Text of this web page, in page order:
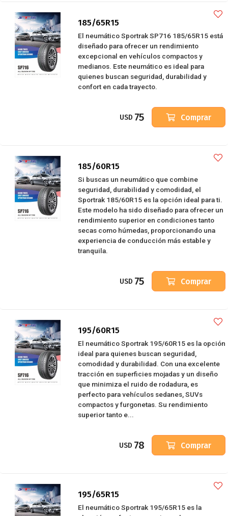
185/65R15
El neumático Sportrak SP716 185/65R15 está
diseñado para ofrecer un rendimiento
excepcional en vehículos compactos y
medianos. Este neumático es ideal para
quienes buscan seguridad, durabilidad y
confort en cada trayecto.
USD 75 Comprar
185/60R15
Si buscas un neumático que combine
seguridad, durabilidad y comodidad, el
Sportrak 185/60R15 es la opción ideal para ti.
Este modelo ha sido diseñado para ofrecer un
rendimiento superior en condiciones tanto
secas como húmedas, proporcionando una
experiencia de conducción más estable y
tranquila.
USD 75 Comprar
195/60R15
El neumático Sportrak 195/60R15 es la opción
ideal para quienes buscan seguridad,
comodidad y durabilidad. Con una excelente
tracción en superficies mojadas y un diseño
que minimiza el ruido de rodadura, es
perfecto para vehículos sedanes, SUVs
compactos y furgonetas. Su rendimiento
superior tanto e...
USD 78 Comprar
195/65R15
El neumático Sportrak 195/65R15 es la